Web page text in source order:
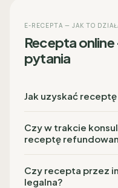
E-RECEPTA — JAK TO
Recepta
pytania
Jak uzyskać
Czy w trakcie
receptę
Czy recepta przez
legalna?